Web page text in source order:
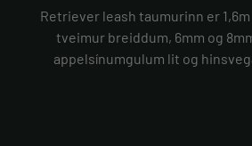
Retriever leash taumurinn er
tveimur breiddum, 6mm og
appelsínumgulum lit og